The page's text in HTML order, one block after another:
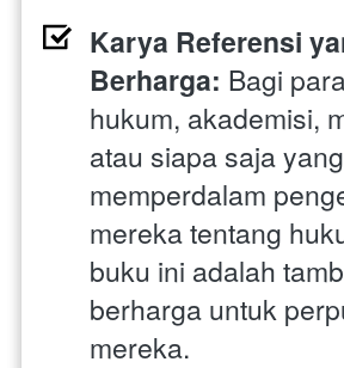
Karya Referensi
Berharga: Bagi
hukum, akademisi,
atau siapa saja
memperdalam
mereka tentang
buku ini adalah
berharga untuk
mereka.